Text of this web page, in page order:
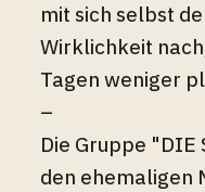
mit sich selbst
Wirklichkeit
Tagen weniger
–
Die Gruppe "DIE
den ehemaligen